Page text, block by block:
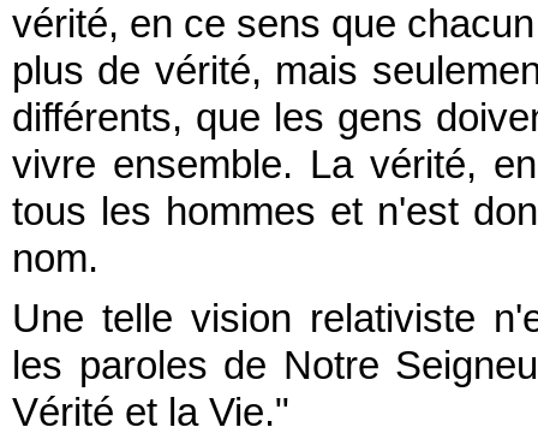
vérité, en ce sens que
plus de vérité, mais
différents, que les gens
vivre ensemble. La vérité,
tous les hommes et n'est
nom.
Une telle vision relativiste
les paroles de Notre
Vérité et la Vie."